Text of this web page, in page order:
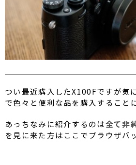
つい最近購入したX100Fですが気
で色々と便利な品を購入すること
あっちなみに紹介するのは全て非
を見に来た方はここでブラウザバ